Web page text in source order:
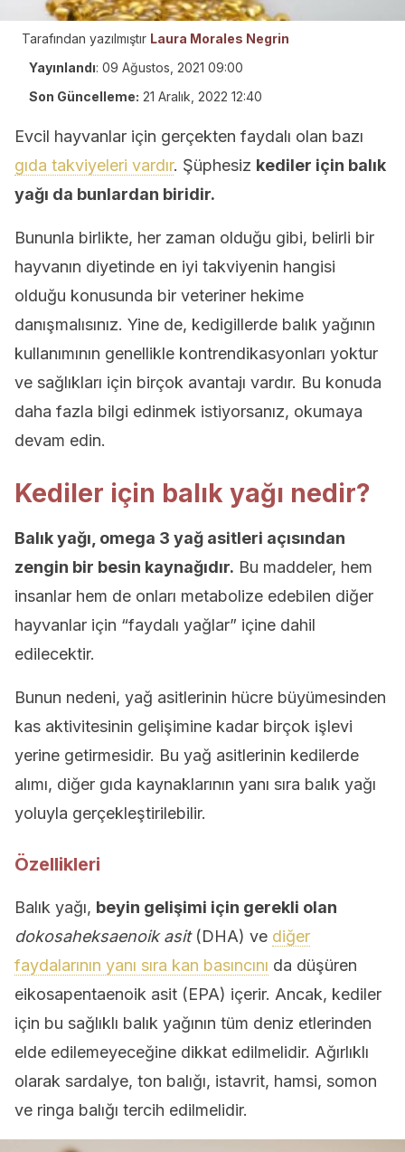
Tarafından yazılmıştır Laura Morales Negrin
Yayınlandı: 09 Ağustos, 2021 09:00
Son Güncelleme: 21 Aralık, 2022 12:40
Evcil hayvanlar için gerçekten faydalı olan bazı
gıda takviyeleri vardır. Şüphesiz kediler için balık
yağı da bunlardan biridir.
Bununla birlikte, her zaman olduğu gibi, belirli bir
hayvanın diyetinde en iyi takviyenin hangisi
olduğu konusunda bir veteriner hekime
danışmalısınız. Yine de, kedigillerde balık yağının
kullanımının genellikle kontrendikasyonları yoktur
ve sağlıkları için birçok avantajı vardır. Bu konuda
daha fazla bilgi edinmek istiyorsanız, okumaya
devam edin.
Kediler için balık yağı nedir?
Balık yağı, omega 3 yağ asitleri açısından
zengin bir besin kaynağıdır. Bu maddeler, hem
insanlar hem de onları metabolize edebilen diğer
hayvanlar için “faydalı yağlar” içine dahil
edilecektir.
Bunun nedeni, yağ asitlerinin hücre büyümesinden
kas aktivitesinin gelişimine kadar birçok işlevi
yerine getirmesidir. Bu yağ asitlerinin kedilerde
alımı, diğer gıda kaynaklarının yanı sıra balık yağı
yoluyla gerçekleştirilebilir.
Özellikleri
Balık yağı, beyin gelişimi için gerekli olan
dokosaheksaenoik asit(DHA) ve diğer
faydalarının yanı sıra kan basıncını da düşüren
eikosapentaenoik asit (EPA) içerir. Ancak, kediler
için bu sağlıklı balık yağının tüm deniz etlerinden
elde edilemeyeceğine dikkat edilmelidir. Ağırlıklı
olarak sardalye, ton balığı, istavrit, hamsi, somon
ve ringa balığı tercih edilmelidir.